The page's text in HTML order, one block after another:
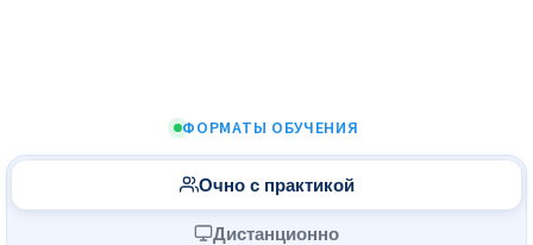
ФОРМАТЫ ОБУЧЕНИЯ
Очно с практикой
Дистанционно